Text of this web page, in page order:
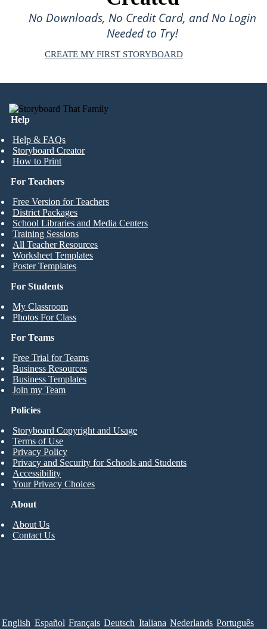
No Downloads, No Credit Card, and No Login
Needed to Try!
CREATE MY FIRST STORYBOARD
Help
Help & FAQs
Storyboard Creator
How to Print
For Students
My Classroom
Photos For Class
For Teachers
Free Version for Teachers
District Packages
School Libraries and Media Centers
Training Sessions
All Teacher Resources
Worksheet Templates
Poster Templates
For Teams
Free Trial for Teams
Business Resources
Business Templates
Join my Team
About
About Us
Contact Us
Policies
Storyboard Copyright and Usage
Terms of Use
Privacy Policy
Privacy and Security for Schools and Students
Accessibility
Your Privacy Choices
English Español Français Deutsch Italiana Nederlands Português